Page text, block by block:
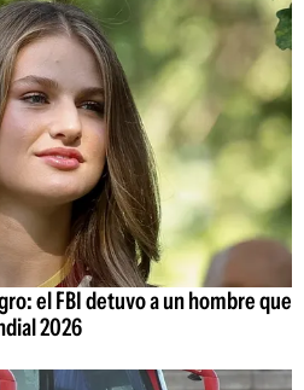
el FBI detuvo a un hombre que
2026